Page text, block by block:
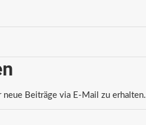
Beiträge via E-Mail zu erhalten.